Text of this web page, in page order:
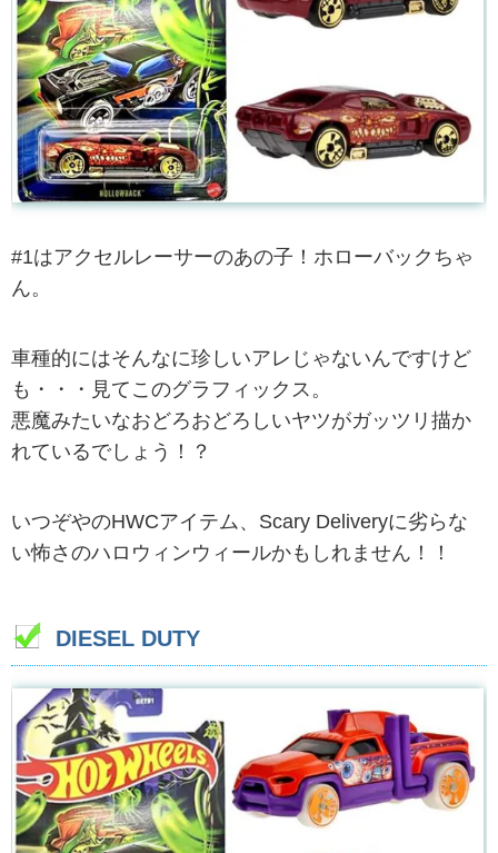
#1はアクセルレーサーのあの子！ホローバックちゃ
ん。
車種的にはそんなに珍しいアレじゃないんですけど
も・・・見てこのグラフィックス。
悪魔みたいなおどろおどろしいヤツがガッツリ描か
れているでしょう！？
いつぞやのHWCアイテム、Scary Deliveryに劣らな
い怖さのハロウィンウィールかもしれません！！
DIESEL DUTY